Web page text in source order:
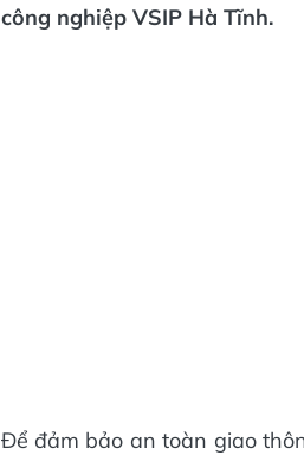
công nghiệp VSIP Hà Tĩnh.
Để đảm bảo an toàn giao